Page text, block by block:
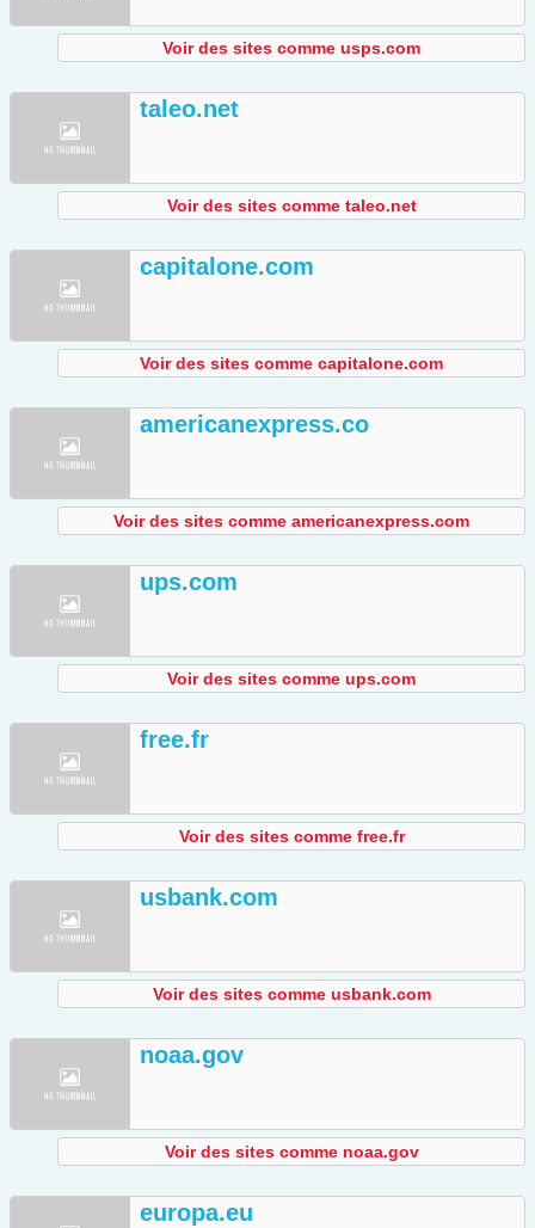
Voir des sites comme usps.com
taleo.net
Voir des sites comme taleo.net
capitalone.com
Voir des sites comme capitalone.com
americanexpress.co
Voir des sites comme americanexpress.com
ups.com
Voir des sites comme ups.com
free.fr
Voir des sites comme free.fr
usbank.com
Voir des sites comme usbank.com
noaa.gov
Voir des sites comme noaa.gov
europa.eu